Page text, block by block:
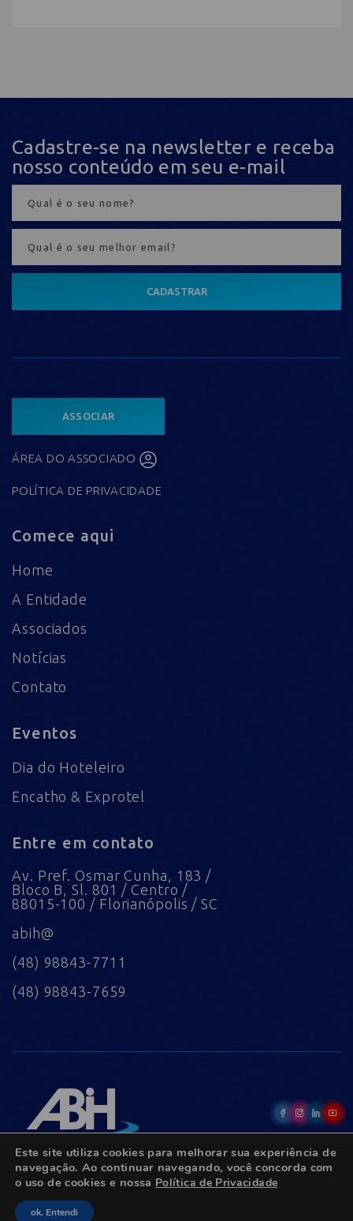
Cadastre-se na newsletter e receba
nosso conteúdo em seu e-mail
CADASTRAR
ASSOCIAR
ÁREA DO ASSOCIADO
POLÍTICA DE PRIVACIDADE
Comece aqui
Home
A Entidade
Associados
Notícias
Contato
Eventos
Dia do Hoteleiro
Encatho & Exprotel
Entre em contato
Av. Pref. Osmar Cunha, 183 /
Bloco B, Sl. 801 / Centro /
88015-100 / Florianópolis / SC
abih@
(48) 98843-7711
(48) 98843-7659
© Copyright 2022 - Todos os direitos reservados.
Este site utiliza cookies para melhorar sua experiência de
navegação. Ao continuar navegando, você concorda com
o uso de cookies e nossa Política de Privacidade
ok. Entendi